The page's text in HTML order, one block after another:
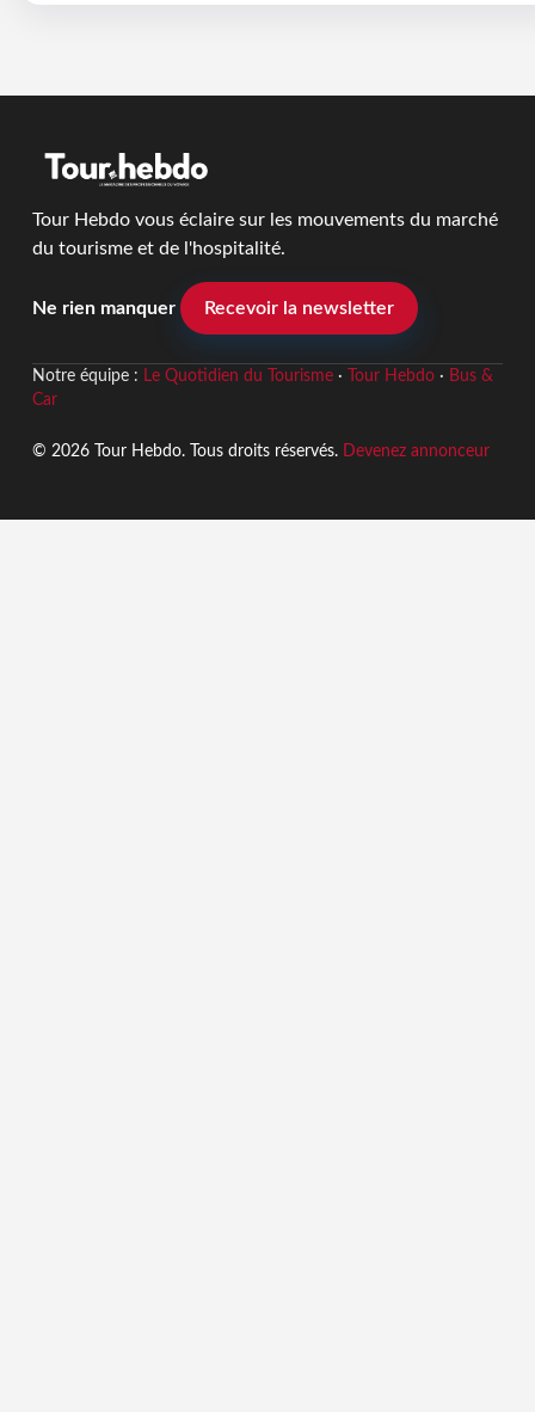
Tour Hebdo vous éclaire sur les mouvements du marché
du tourisme et de l'hospitalité.
Ne rien manquer Recevoir la newsletter
Notre équipe : Le Quotidien du Tourisme· Tour Hebdo· Bus &
Car
© 2026 Tour Hebdo. Tous droits réservés. Devenez annonceur